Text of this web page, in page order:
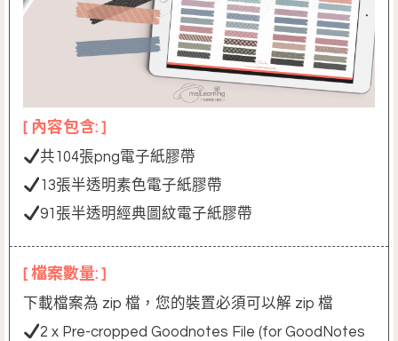
[ 內容包含: ]
共104張png電子紙膠帶
13張半透明素色電子紙膠帶
91張半透明經典圖紋電子紙膠帶
[ 檔案數量: ]
下載檔案為 zip 檔，您的裝置必須可以解 zip 檔
2 x Pre-cropped Goodnotes File (for GoodNotes